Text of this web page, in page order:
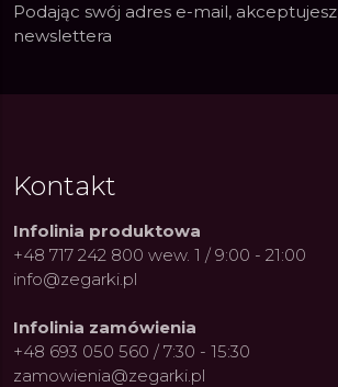
Podając swój adres e-mail, akceptujesz
newslettera
Kontakt
Infolinia produktowa
+48 717 242 800 wew. 1 / 9:00 - 21:00
info@zegarki.pl
Infolinia zamówienia
+48 693 050 560 / 7:30 - 15:30
zamowienia@zegarki.pl